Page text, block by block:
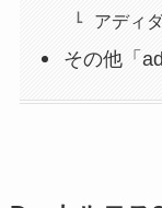
アディ
その他「